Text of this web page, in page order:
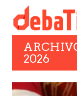
2026